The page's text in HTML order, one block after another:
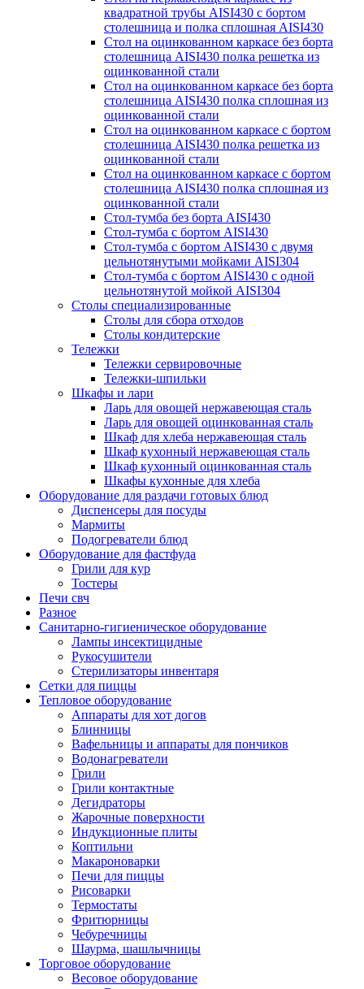
квадратной трубы AISI430 с бортом
столешница и полка сплошная AISI430
Стол на оцинкованном каркасе без борта
столешница AISI430 полка решетка из
оцинкованной стали
Стол на оцинкованном каркасе без борта
столешница AISI430 полка сплошная из
оцинкованной стали
Стол на оцинкованном каркасе с бортом
столешница AISI430 полка решетка из
оцинкованной стали
Стол на оцинкованном каркасе с бортом
столешница AISI430 полка сплошная из
оцинкованной стали
Стол-тумба без борта AISI430
Стол-тумба с бортом AISI430
Стол-тумба с бортом AISI430 с двумя
цельнотянутыми мойками AISI304
Стол-тумба с бортом AISI430 с одной
цельнотянутой мойкой AISI304
Столы специализированные
Столы для сбора отходов
Столы кондитерские
Тележки
Тележки сервировочные
Тележки-шпильки
Шкафы и лари
Ларь для овощей нержавеющая сталь
Ларь для овощей оцинкованная сталь
Шкаф для хлеба нержавеющая сталь
Шкаф кухонный нержавеющая сталь
Шкаф кухонный оцинкованная сталь
Шкафы кухонные для хлеба
Оборудование для раздачи готовых блюд
Диспенсеры для посуды
Мармиты
Подогреватели блюд
Оборудование для фастфуда
Грили для кур
Тостеры
Печи свч
Разное
Санитарно-гигиеническое оборудование
Лампы инсектицидные
Рукосушители
Стерилизаторы инвентаря
Сетки для пиццы
Тепловое оборудование
Аппараты для хот догов
Блинницы
Вафельницы и аппараты для пончиков
Водонагреватели
Грили
Грили контактные
Дегидраторы
Жарочные поверхности
Индукционные плиты
Коптильни
Макароноварки
Печи для пиццы
Рисоварки
Термостаты
Фритюрницы
Чебуречницы
Шаурма, шашлычницы
Торговое оборудование
Весовое оборудование